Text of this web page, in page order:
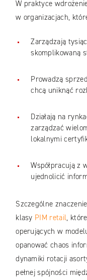
W praktyce
w organizacjach,
Zarządzają
skomplikowaną
Prowadzą
chcą uniknąć
Działają na
zarządzać
lokalnymi
Współpracują z
ujednolicić
Szczególne
klasy PIM retail,
operujących w
opanować chaos
dynamiki rotacji
pełnej spójności